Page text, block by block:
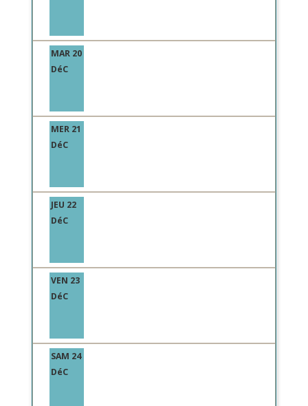
MAR 20
DéC
MER 21
DéC
JEU 22
DéC
VEN 23
DéC
SAM 24
DéC